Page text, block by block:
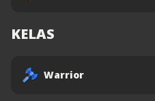
KELAS
Warrior